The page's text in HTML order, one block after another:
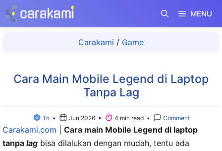
Langsung
ke
MENU
Carakami / Game
Cara Main Mobile Legend di Laptop
Tanpa Lag
Tri • Jun 2026 • 4 min read • Comment
Carakami.com
Cara main Mobile Legend di laptop
tanpa lag bisa dilalukan dengan mudah, tentu ada